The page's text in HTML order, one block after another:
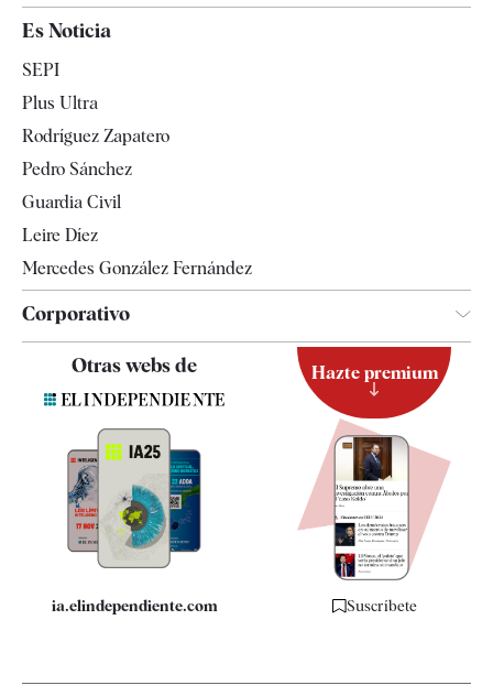
España
Televisión
Es Noticia
SEPI
Plus Ultra
Rodríguez Zapatero
Pedro Sánchez
Guardia Civil
Leire Díez
Mercedes González Fernández
Corporativo
Contacto
Quiénes somos
Especificaciones
Otras webs de
ia.elindependiente.com
Hazte premium
Suscríbete